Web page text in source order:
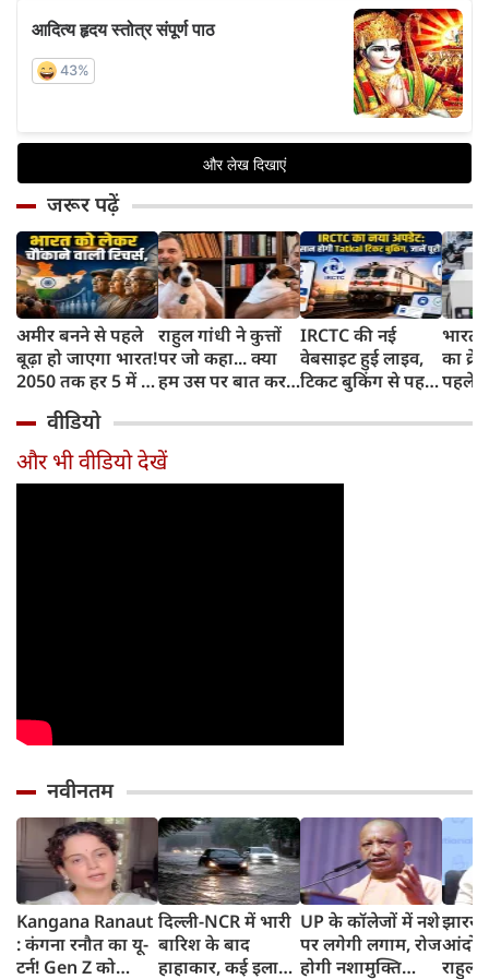
जरूर पढ़ें
अमीर बनने से पहले
बूढ़ा हो जाएगा भारत!
2050 तक हर 5 में 1
साल से ज्यादा उम्र का
राहुल गांधी ने कुत्तों
पर जो कहा... क्या
हम उस पर बात कर
IRCTC की नई
वेबसाइट हुई लाइव,
टिकट बुकिंग से पहले
काम, जानें पूरा
भारत
का
पहले
और
वीडियो
और भी वीडियो देखें
नवीनतम
Kangana Ranaut
: कंगना रनौत का यू-
टर्न! Gen Z को
दिल्ली-NCR में भारी
बारिश के बाद
हाहाकार, कई इलाकों
UP के कॉलेजों में नशे
पर लगेगी लगाम, रोज
होगी नशामुक्ति
राहुल